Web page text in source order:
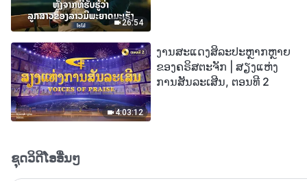
26:54
4:03:12
ງານສະແດງສິລະປະຫຼາກຫຼາຍ
ຂອງຄຣິສຕະຈັກ | ສຽງແຫ່ງ
ການສັນລະເສີນ, ຕອນທີ 2
ຊຸດວິດີໂອອື່ນໆ